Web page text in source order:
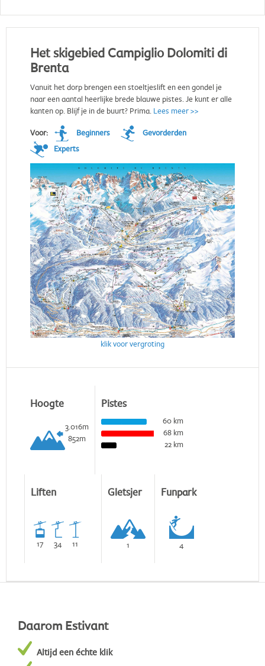
Het skigebied Campiglio Dolomiti di
Brenta
Vanuit het dorp brengen een stoeltjeslift en een gondel je
naar een aantal heerlijke brede blauwe pistes. Je kunt er alle
kanten op. Blijf je in de buurt? Prima. Lees meer >>
Voor: Beginners
Gevorderden
Experts
klik voor vergroting
Hoogte
3.016m
852m
Pistes
60 km
68 km
22 km
Liften
17 34 11
Gletsjer
1
Funpark
4
Daarom Estivant
Altijd een échte klik